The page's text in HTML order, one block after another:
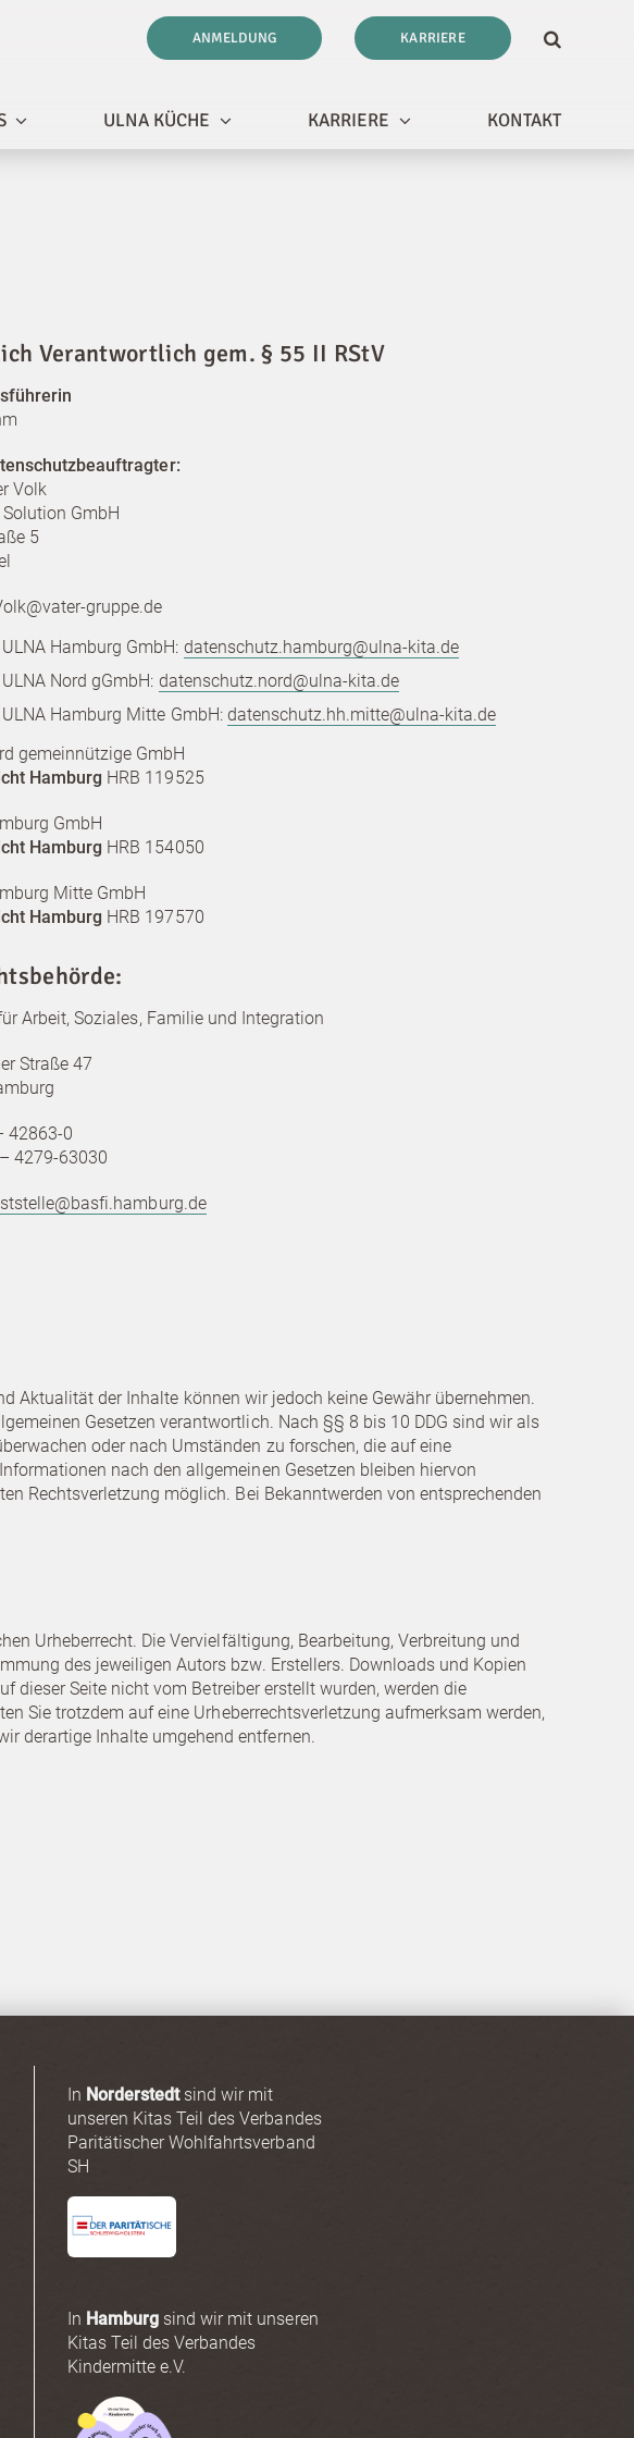
ANMELDUNG KARRIERE
ULNA KÜCHE KARRIERE KONTAKT
Verantwortlich gem. § 55 II RStV
Volk
GmbH
5
gruppe.de
Hamburg GmbH: datenschutz.hamburg@ulna-kita.de
Nord gGmbH: datenschutz.nord@ulna-kita.de
Hamburg Mitte GmbH: datenschutz.hh.mitte@ulna-kita.de
gemeinnützige GmbH
Hamburg HRB 119525
GmbH
Hamburg HRB 154050
Mitte GmbH
Hamburg HRB 197570
Arbeit, Soziales, Familie und Integration
Straße 47
42863-0
4279-63030
Aktualität der Inhalte können wir jedoch keine Gewähr übernehmen.
Gesetzen verantwortlich. Nach §§ 8 bis 10 DDG sind wir als
oder nach Umständen zu forschen, die auf eine
nach den allgemeinen Gesetzen bleiben hiervon
Rechtsverletzung möglich. Bei Bekanntwerden von entsprechenden
Urheberrecht. Die Vervielfältigung, Bearbeitung, Verbreitung und
des jeweiligen Autors bzw. Erstellers. Downloads und Kopien
dieser Seite nicht vom Betreiber erstellt wurden, werden die
Sie trotzdem auf eine Urheberrechtsverletzung aufmerksam werden,
derartige Inhalte umgehend entfernen.
In Norderstedtsind wir mit
unseren Kitas Teil des Verbandes
Paritätischer Wohlfahrtsverband
SH
In Hamburg sind wir mit unseren
Kitas Teil des Verbandes
Kindermitte e.V.